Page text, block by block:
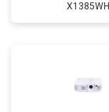
X1385WH